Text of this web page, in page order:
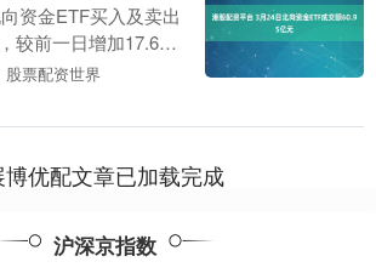
资金ETF买入及卖出
较前一日增加17.68
成交额的2.11%。
股票配资世界
博优配文章已加载完成
沪深京指数